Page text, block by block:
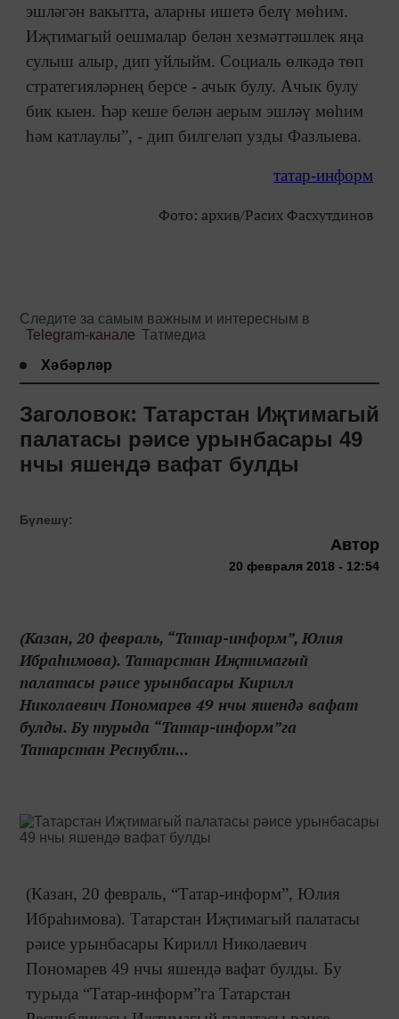
эшләгән вакытта, аларны ишетә белү мөһим.
Иҗтимагый оешмалар белән хезмәттәшлек яңа
сулыш алыр, дип уйлыйм. Социаль өлкәдә төп
стратегияләрнең берсе - ачык булу. Ачык булу
бик кыен. Һәр кеше белән аерым эшләү мөһим
һәм катлаулы”, - дип билгеләп узды Фазлыева.
татар-информ
Фото: архив/Расих Фасхутдинов
Следите за самым важным и интересным в
Telegram-канале Татмедиа
Хәбәрләр
Заголовок: Татарстан Иҗтимагый
палатасы рәисе урынбасары 49
нчы яшендә вафат булды
Бүлешү:
Автор
20 февраля 2018 - 12:54
(Казан, 20 февраль, “Татар-информ”, Юлия
Ибраһимова). Татарстан Иҗтимагый
палатасы рәисе урынбасары Кирилл
Николаевич Пономарев 49 нчы яшендә вафат
булды. Бу турыда “Татар-информ”га
Татарстан Республи...
(Казан, 20 февраль, “Татар-информ”, Юлия
Ибраһимова). Татарстан Иҗтимагый палатасы
рәисе урынбасары Кирилл Николаевич
Пономарев 49 нчы яшендә вафат булды. Бу
турыда “Татар-информ”га Татарстан